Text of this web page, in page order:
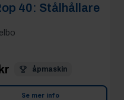
40: Stålhållare
åpmaskin
Se mer info